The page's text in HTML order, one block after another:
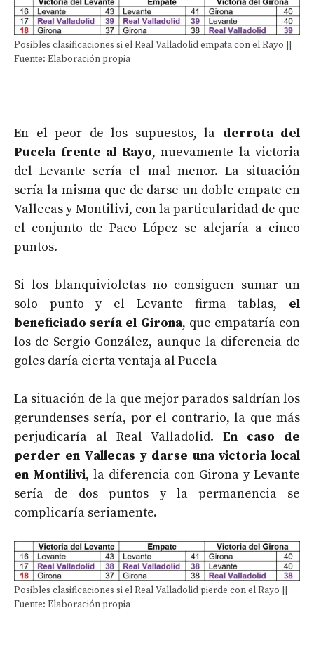
Posibles clasificaciones si el Real Valladolid empata con el Rayo ||
Fuente: Elaboración propia
En el peor de los supuestos, la derrota del
Pucela frente al Rayo, nuevamente la victoria
del Levante sería el mal menor. La situación
sería la misma que de darse un doble empate en
Vallecas y Montilivi, con la particularidad de que
el conjunto de Paco López se alejaría a cinco
puntos.
Si los blanquivioletas no consiguen sumar un
solo punto y el Levante firma tablas, el
beneficiado sería el Girona, que empataría con
los de Sergio González, aunque la diferencia de
goles daría cierta ventaja al Pucela
La situación de la que mejor parados saldrían los
gerundenses sería, por el contrario, la que más
perjudicaría al Real Valladolid. En caso de
perder en Vallecas y darse una victoria local
en Montilivi, la diferencia con Girona y Levante
sería de dos puntos y la permanencia se
complicaría seriamente.
Posibles clasificaciones si el Real Valladolid pierde con el Rayo ||
Fuente: Elaboración propia